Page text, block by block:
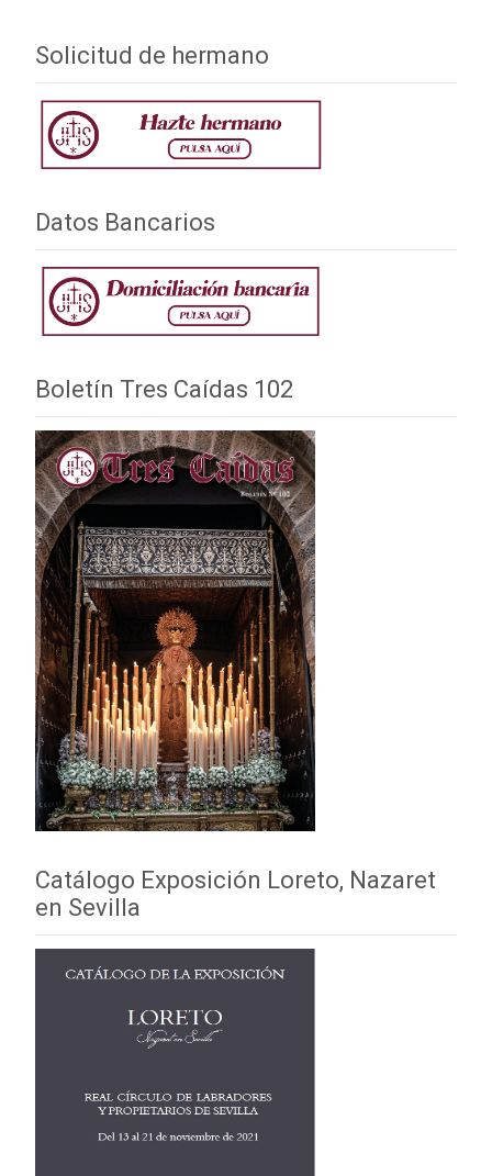
Solicitud de hermano
Datos Bancarios
Boletín Tres Caídas 102
Catálogo Exposición Loreto, Nazaret
en Sevilla